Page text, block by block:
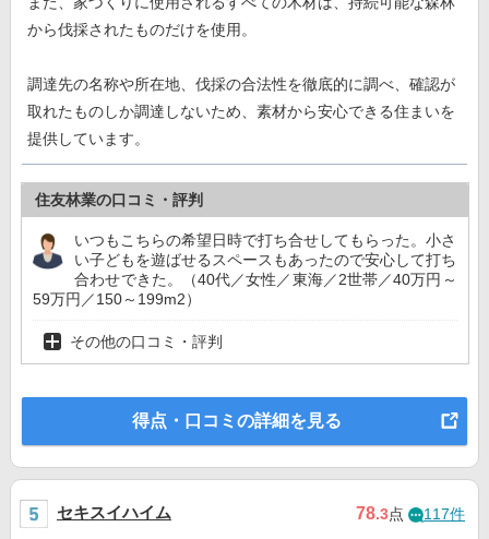
から伐採されたものだけを使用。
調達先の名称や所在地、伐採の合法性を徹底的に調べ、確認が
取れたものしか調達しないため、素材から安心できる住まいを
提供しています。
住友林業の口コミ・評判
いつもこちらの希望日時で打ち合せしてもらった。小さ
い子どもを遊ばせるスペースもあったので安心して打ち
合わせできた。（40代／女性／東海／2世帯／40万円～
59万円／150～199m2）
その他の口コミ・評判
得点・口コミの詳細を見る
セキスイハイム 78.3点 117件